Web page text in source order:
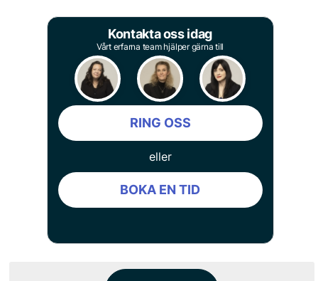
Kontakta oss idag
Vårt erfarna team hjälper gärna till
RING OSS
eller
BOKA EN TID